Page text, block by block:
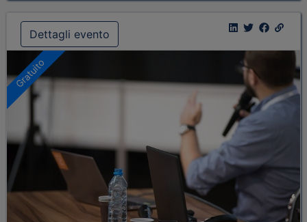
Dettagli evento
Gratuito